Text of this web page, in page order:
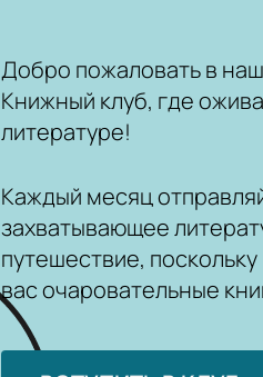
Добро пожаловать в
Книжный клуб, где
литературе!
Каждый месяц
захватывающее
путешествие,
вас очаровательные